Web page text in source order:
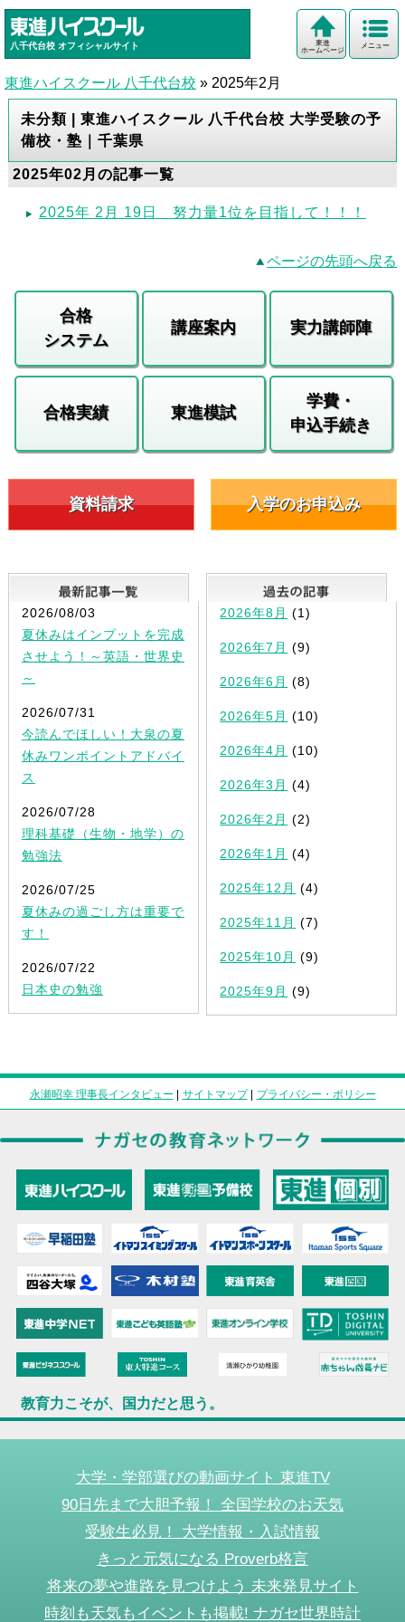
八千代台校 オフィシャルサイト メニュー
東進
ホームページ
東進ハイスクール 八千代台校 » 2025年2月
未分類 | 東進ハイスクール 八千代台校 大学受験の予
備校・塾｜千葉県
2025年02月の記事一覧
2025年 2月 19日 努力量1位を目指して！！！
ページの先頭へ戻る
合格
システム
講座案内 実力講師陣
合格実績 東進模試
学費・
申込手続き
資料請求 入学のお申込み
最新記事一覧
2026/08/03
夏休みはインプットを完成
させよう！～英語・世界史
～
2026/07/31
今読んでほしい！大泉の夏
休みワンポイントアドバイ
ス
2026/07/28
理科基礎（生物・地学）の
勉強法
2026/07/25
夏休みの過ごし方は重要で
す！
2026/07/22
日本史の勉強
2026年8月 (1)
2026年7月 (9)
2026年6月 (8)
2026年5月 (10)
2026年4月 (10)
2026年3月 (4)
2026年2月 (2)
2026年1月 (4)
2025年12月 (4)
2025年11月 (7)
2025年10月 (9)
2025年9月 (9)
永瀬昭幸 理事長インタビュー | サイトマップ| プライバシー・ポリシー
教育力こそが、国力だと思う。
大学・学部選びの動画サイト 東進TV
90日先まで大胆予報！ 全国学校のお天気
受験生必見！ 大学情報・入試情報
きっと元気になる Proverb格言
将来の夢や進路を見つけよう 未来発見サイト
時刻も天気もイベントも掲載! ナガセ世界時計